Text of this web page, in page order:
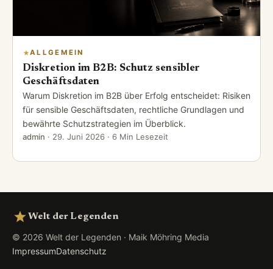
ALLGEMEIN
Diskretion im B2B: Schutz sensibler
Geschäftsdaten
Warum Diskretion im B2B über Erfolg entscheidet: Risiken
für sensible Geschäftsdaten, rechtliche Grundlagen und
bewährte Schutzstrategien im Überblick.
admin · 29. Juni 2026 · 6 Min Lesezeit
Welt der Legenden
© 2026 Welt der Legenden · Maik Möhring Media
ImpressumDatenschutz